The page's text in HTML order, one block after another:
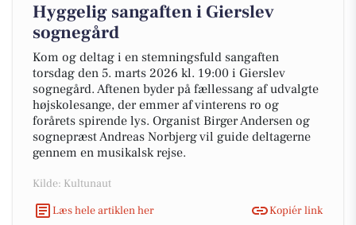
Hyggelig sangaften i Gierslev
sognegård
Kom og deltag i en stemningsfuld sangaften
torsdag den 5. marts 2026 kl. 19:00 i Gierslev
sognegård. Aftenen byder på fællessang af udvalgte
højskolesange, der emmer af vinterens ro og
forårets spirende lys. Organist Birger Andersen og
sognepræst Andreas Norbjerg vil guide deltagerne
gennem en musikalsk rejse.
Kilde: Kultunaut
Læs hele artiklen her
Kopiér link